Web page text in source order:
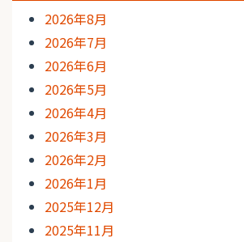
2026年8月
2026年7月
2026年6月
2026年5月
2026年4月
2026年3月
2026年2月
2026年1月
2025年12月
2025年11月